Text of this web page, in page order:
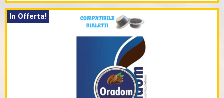
In Offerta!